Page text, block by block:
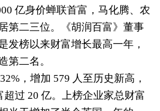
亿身价蝉联首富，马化腾、农
第二三位。《胡润百富》董事
发榜以来财富增长最高一年，
第二名。
，增加 579 人至历史新高，
过 20 亿。上榜企业家总财富